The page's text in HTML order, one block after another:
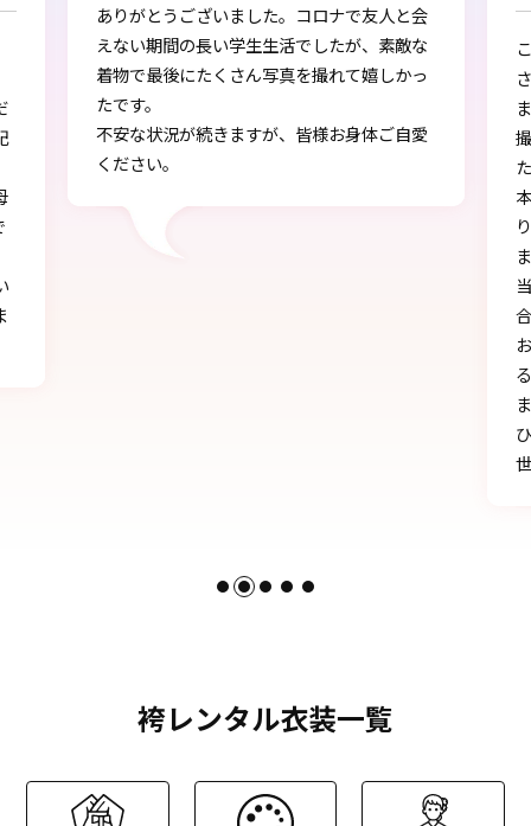
この度は、とても素敵な着物・袴をご提供下
さりありがとうございました。
また、早朝からの着付、ヘアアレンジ、写真
撮影もしていただき、ありがとうございまし
た。
袴レンタル衣装一覧